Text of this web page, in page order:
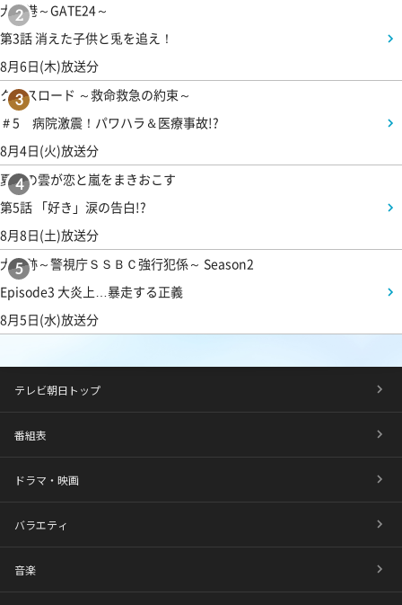
2
大空港～GATE24～
第3話 消えた子供と兎を追え！
8月6日(木)放送分
3
クロスロード ～救命救急の約束～
＃5 病院激震！パワハラ＆医療事故!?
8月4日(火)放送分
4
夏色の雲が恋と嵐をまきおこす
第5話 「好き」涙の告白!?
8月8日(土)放送分
5
大追跡～警視庁ＳＳＢＣ強行犯係～ Season2
Episode3 大炎上…暴走する正義
8月5日(水)放送分
テレビ朝日トップ
番組表
ドラマ・映画
バラエティ
音楽